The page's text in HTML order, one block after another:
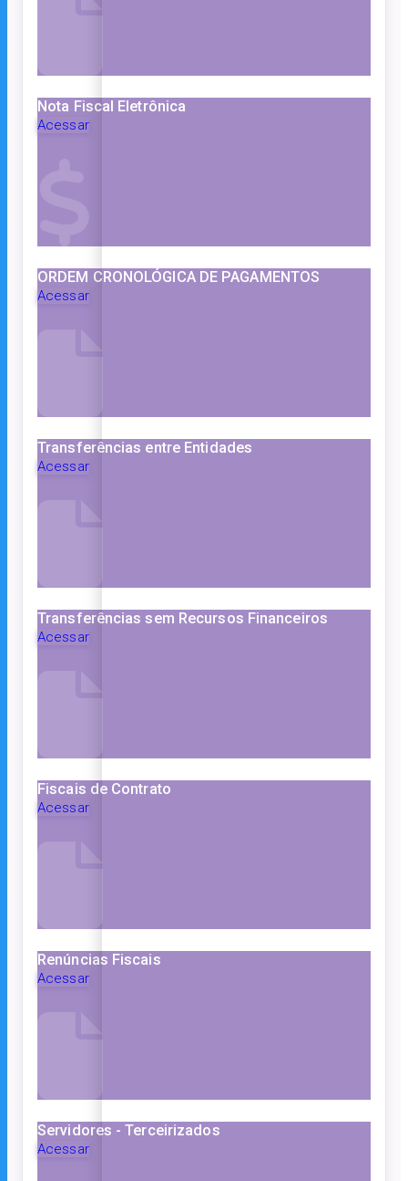
Nota Fiscal Eletrônica
Acessar
ORDEM CRONOLÓGICA DE PAGAMENTOS
Acessar
Transferências entre Entidades
Acessar
Transferências sem Recursos Financeiros
Acessar
Fiscais de Contrato
Acessar
Renúncias Fiscais
Acessar
Servidores - Terceirizados
Acessar